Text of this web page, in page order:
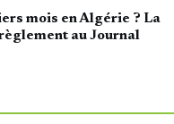
mois en Algérie ? La
au Journal